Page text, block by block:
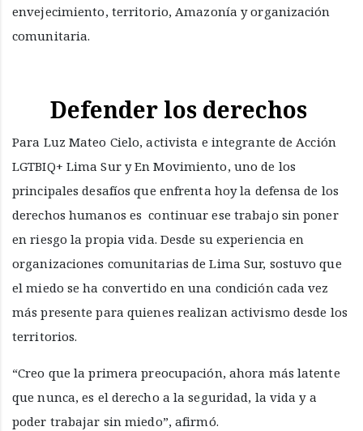
envejecimiento, territorio, Amazonía y organización
comunitaria.
Defender los derechos
Para Luz Mateo Cielo, activista e integrante de Acción
LGTBIQ+ Lima Sur y En Movimiento, uno de los
principales desafíos que enfrenta hoy la defensa de los
derechos humanos es continuar ese trabajo sin poner
en riesgo la propia vida. Desde su experiencia en
organizaciones comunitarias de Lima Sur, sostuvo que
el miedo se ha convertido en una condición cada vez
más presente para quienes realizan activismo desde los
territorios.
“Creo que la primera preocupación, ahora más latente
que nunca, es el derecho a la seguridad, la vida y a
poder trabajar sin miedo”, afirmó.